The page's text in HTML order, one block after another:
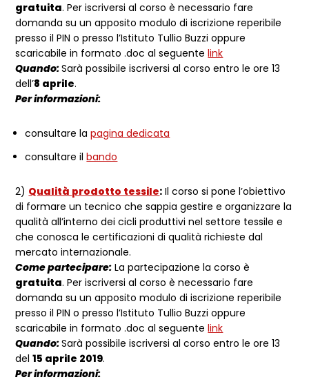
gratuita. Per iscriversi al corso è necessario fare
domanda su un apposito modulo di iscrizione reperibile
presso il PIN o presso l’Istituto Tullio Buzzi oppure
scaricabile in formato .doc al seguentelink
Quando:Sarà possibile iscriversi al corso entro le ore 13
dell’8 aprile.
Per informazioni:
consultare lapagina dedicata
consultare ilbando
2) Qualità prodotto tessile: Il corso si pone l’obiettivo
di formare un tecnico che sappia gestire e organizzare la
qualità all’interno dei cicli produttivi nel settore tessile e
che conosca le certificazioni di qualità richieste dal
mercato internazionale.
Come partecipare: La partecipazione la corso è
gratuita. Per iscriversi al corso è necessario fare
domanda su un apposito modulo di iscrizione reperibile
presso il PIN o presso l’Istituto Tullio Buzzi oppure
scaricabile in formato .doc al seguentelink
Quando:Sarà possibile iscriversi al corso entro le ore 13
del15 aprile 2019.
Per informazioni: